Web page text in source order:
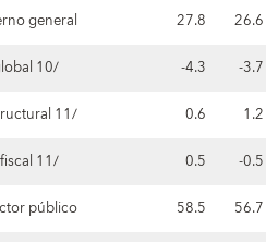
general
27.8
26.6
10/
-4.3
-3.7
11/
0.6
1.2
11/
0.5
-0.5
público
58.5
56.7